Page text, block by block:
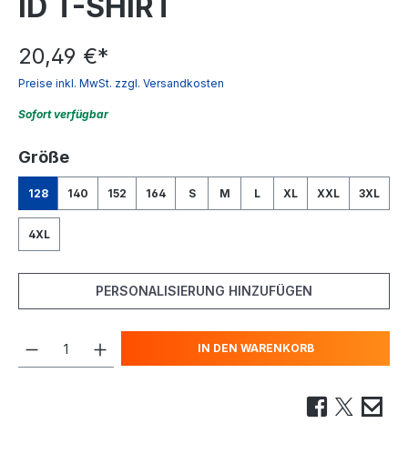
20,49 €*
Preise inkl. MwSt. zzgl. Versandkosten
Sofort verfügbar
Größeauswählen
128 140 152 164 S M L XL XXL 3XL
4XL
PERSONALISIERUNG HINZUFÜGEN
IN DEN WARENKORB